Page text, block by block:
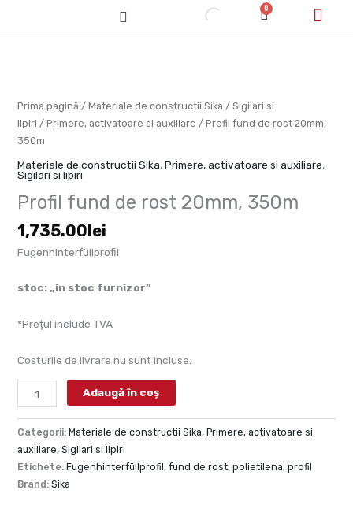
0
Cart
Prima pagină / Materiale de constructii Sika / Sigilari si
lipiri / Primere, activatoare si auxiliare / Profil fund de rost 20mm,
350m
Materiale de constructii Sika,Primere, activatoare si auxiliare,
Sigilari si lipiri
Profil fund de rost 20mm, 350m
1,735.00 lei
Fugenhinterfüllprofil
stoc: „in stoc furnizor”
*Prețul include TVA
Costurile de livrare nu sunt incluse.
de
rost
20mm,
Adaugă în coș
Categorii: Materiale de constructii Sika, Primere, activatoare si
auxiliare, Sigilari si lipiri
Etichete: Fugenhinterfüllprofil, fund de rost, polietilena, profil
Brand: Sika